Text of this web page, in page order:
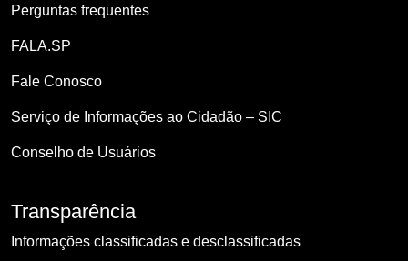
Perguntas frequentes
FALA.SP
Fale Conosco
Serviço de Informações ao Cidadão – SIC
Conselho de Usuários
Transparência
Informações classificadas e desclassificadas